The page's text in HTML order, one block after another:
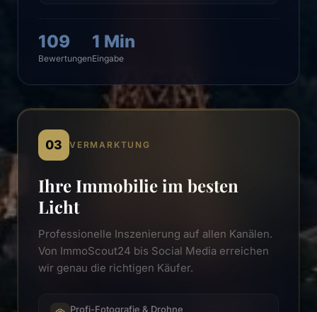
109
Bewertungen
1 Min
Eingabe
03 VERMARKTUNG
Ihre Immobilie im besten
Licht
Professionelle Inszenierung auf allen Kanälen.
Von ImmoScout24 bis Social Media erreichen
wir genau die richtigen Käufer.
Profi-Fotografie & Drohne